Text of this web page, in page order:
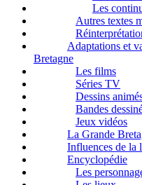
Les
Autres textes
Adaptations et
Bretagne
Les films
Séries TV
Dessins
Bandes
Jeux vidéos
La Grande
Influences de la
Encyclopédie
Les